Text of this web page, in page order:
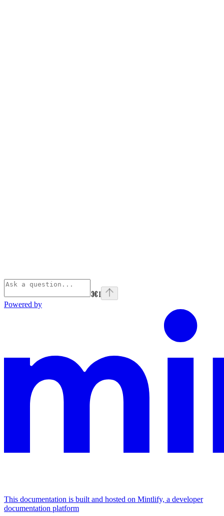
⌘I
Powered by
This documentation is built and hosted on Mintlify, a developer
documentation platform